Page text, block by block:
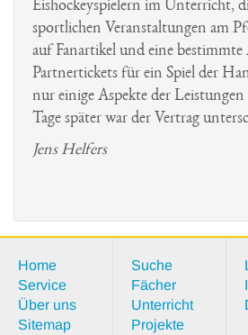
Eishockeyspielern im Unterricht,
sportlichen Veranstaltungen am
auf Fanartikel und eine bestimmte
Partnertickets für ein Spiel der
nur einige Aspekte der
Tage später war der Vertrag
Jens Helfers
Home
Service
Über uns
Sitemap
Suche
Fächer
Unterricht
Projekte